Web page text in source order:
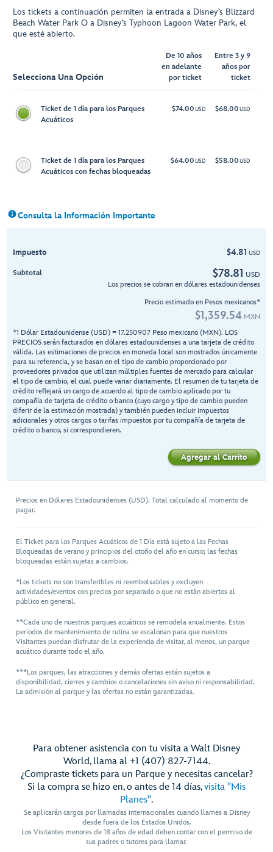
Los tickets a continuación permiten la entrada a Disney’s Blizzard
Beach Water Park O a Disney’s Typhoon Lagoon Water Park, el
que esté abierto.
Selecciona Una Opción
De 10 años
en adelante
por ticket
Entre 3 y 9
años por
ticket
Ticket de 1 día para los Parques
Acuáticos
$74.00USD $68.00USD
Ticket de 1 día para los Parques
Acuáticos con fechas bloqueadas
$64.00USD $58.00USD
Consulta la Información Importante
Impuesto $4.81 USD
Subtotal $78.81 USD
Los precios se cobran en dólares estadounidenses
Precio estimado en Pesos mexicanos*
$1,359.54 MXN
*1 Dólar Estadounidense (USD) = 17.250907 Peso mexicano (MXN). LOS
PRECIOS serán facturados en dólares estadounidenses a una tarjeta de crédito
válida. Las estimaciones de precios en moneda local son mostrados únicamente
para su referencia, y se basan en el tipo de cambio proporcionado por
proveedores privados que utilizan múltiples fuentes de mercado para calcular
el tipo de cambio, el cual puede variar diariamente. El resumen de tu tarjeta de
crédito reflejará un cargo de acuerdo al tipo de cambio aplicado por tu
compañía de tarjeta de crédito o banco (cuyo cargo y tipo de cambio pueden
diferir de la estimación mostrada) y también pueden incluir impuestos
adicionales y otros cargos o tarifas impuestos por tu compañía de tarjeta de
crédito o banco, si correspondieren.
Agregar al Carrito
Precios en Dólares Estadounidenses (USD). Total calculado al momento de
pagar.
El Ticket para los Parques Acuáticos de 1 Día está sujeto a las Fechas
Bloqueadas de verano y principios del otoño del año en curso; las fechas
bloqueadas están sujetas a cambios.
*Los tickets no son transferibles ni reembolsables y excluyen
actividades/eventos con precios por separado o que no están abiertos al
público en general.
**Cada uno de nuestros parques acuáticos se remodela anualmente. Estos
períodos de mantenimiento de rutina se escalonan para que nuestros
Visitantes puedan disfrutar de la experiencia de visitar, al menos, un parque
acuático durante todo el año.
***Los parques, las atracciones y demás ofertas están sujetos a
disponibilidad, cierres y cambios o cancelaciones sin aviso ni responsabilidad.
La admisión al parque y las ofertas no están garantizadas.
Para obtener asistencia con tu visita a Walt Disney
World, llama al +1 (407) 827-7144.
¿Compraste tickets para un Parque y necesitas cancelar?
Si la compra se hizo en, o antes de 14 días,visita "Mis
Planes".
Se aplicarán cargos por llamadas internacionales cuando llames a Disney
desde fuera de los Estados Unidos.
Los Visitantes menores de 18 años de edad deben contar con el permiso de
sus padres o tutores para llamar.